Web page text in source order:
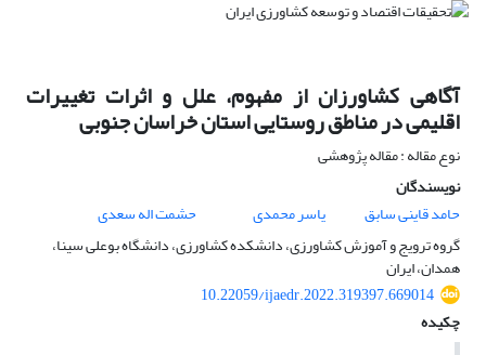
آگاهی کشاورزان از مفهوم، علل و اثرات تغییرات
اقلیمی در مناطق روستایی استان خراسان جنوبی
نوع مقاله : مقاله پژوهشی
نویسندگان
حامد قاینی سابق
یاسر محمدی
حشمت اله سعدی
گروه ترویج و آموزش کشاورزی، دانشکده کشاورزی، دانشگاه بوعلی سینا،
همدان، ایران
10.22059/ijaedr.2022.319397.669014
چکیده